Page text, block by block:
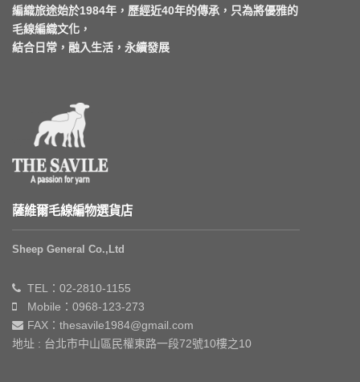
編織旅途始於1984年，歷經近40年的傳承，只為將優雅的
毛線編織文化，
結合日常，融入生活，永續發展
薩維爾毛線編物選貨店
Sheep General Co.,Ltd
TEL：02-2810-1155
Mobile：0968-123-273
FAX：thesavile1984@gmail.com
地址 : 台北市中山區民權東路一段72號10樓之10